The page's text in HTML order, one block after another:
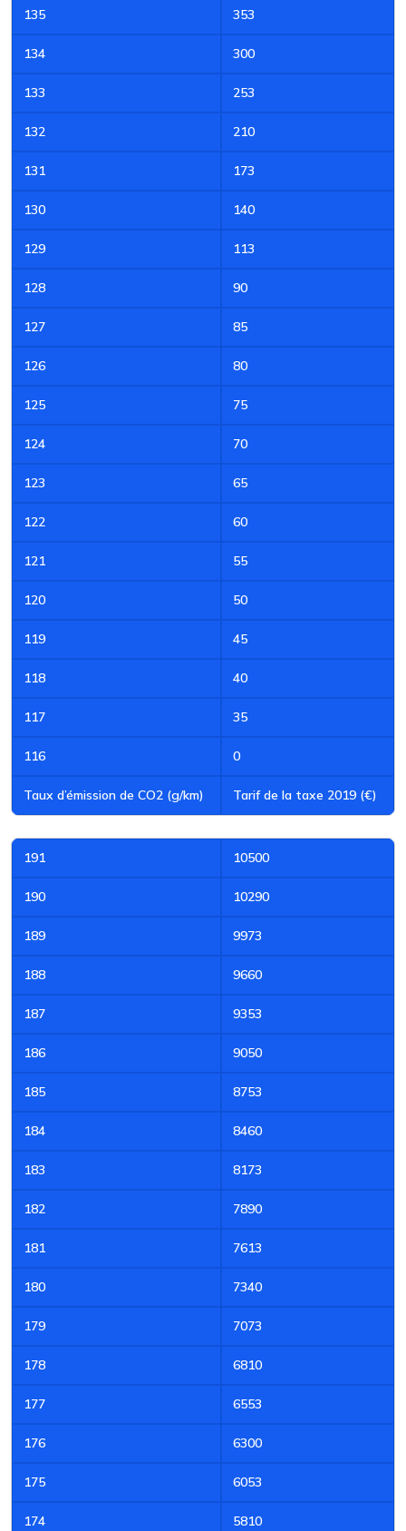
135 353
134 300
133 253
132 210
131 173
130 140
129 113
128 90
127 85
126 80
125 75
124 70
123 65
122 60
121 55
120 50
119 45
118 40
117 35
116 0
Taux d’émission de CO2 (g/km) Tarif de la taxe 2019 (€)
191 10500
190 10290
189 9973
188 9660
187 9353
186 9050
185 8753
184 8460
183 8173
182 7890
181 7613
180 7340
179 7073
178 6810
177 6553
176 6300
175 6053
174 5810